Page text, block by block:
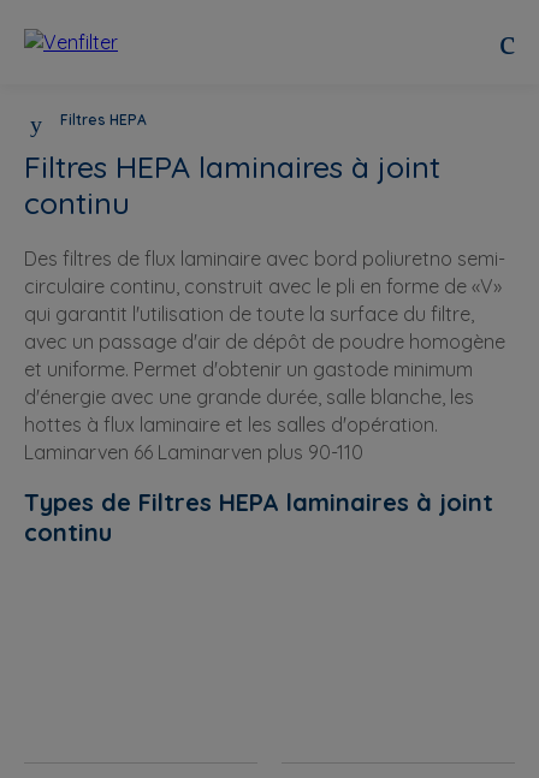
Filtres HEPA
Filtres HEPA laminaires à joint
continu
Des filtres de flux laminaire avec bord poliuretno semi-
circulaire continu, construit avec le pli en forme de «V»
qui garantit l'utilisation de toute la surface du filtre,
avec un passage d'air de dépôt de poudre homogène
et uniforme. Permet d'obtenir un gastode minimum
d'énergie avec une grande durée, salle blanche, les
hottes à flux laminaire et les salles d'opération.
Laminarven 66 Laminarven plus 90-110
Types de Filtres HEPA laminaires à joint
continu